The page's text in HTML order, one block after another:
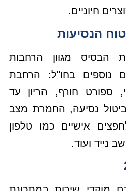
הנסיעות
הבסיס מגוון הרחבות
נוספים בחו"ל: הרחבת
ספורט חורף, הריון עד
או ביטול נסיעה, החמרת מצב
אישיים כמו טלפון
נייד ועוד.